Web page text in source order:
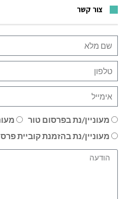
צור קשר
מעוניין/נת בפרסום טור
מעוניין/נת בהזמנת קוביית